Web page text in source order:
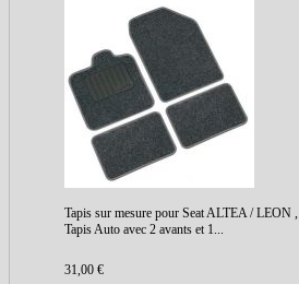
Tapis sur mesure pour Seat ALTEA / LEON ,
Tapis Auto avec 2 avants et 1...
31,00 €